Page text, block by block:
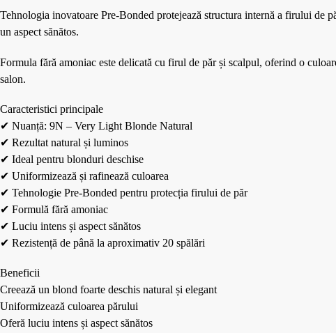
Tehnologia inovatoare Pre-Bonded protejează structura internă a firului de
un aspect sănătos.
Formula fără amoniac este delicată cu firul de păr și scalpul, oferind o
salon.
Caracteristici principale
✔ Nuanță: 9N – Very Light Blonde Natural
✔ Rezultat natural și luminos
✔ Ideal pentru blonduri deschise
✔ Uniformizează și rafinează culoarea
✔ Tehnologie Pre-Bonded pentru protecția firului de păr
✔ Formulă fără amoniac
✔ Luciu intens și aspect sănătos
✔ Rezistență de până la aproximativ 20 spălări
Beneficii
Creează un blond foarte deschis natural și elegant
Uniformizează culoarea părului
Oferă luciu intens și aspect sănătos